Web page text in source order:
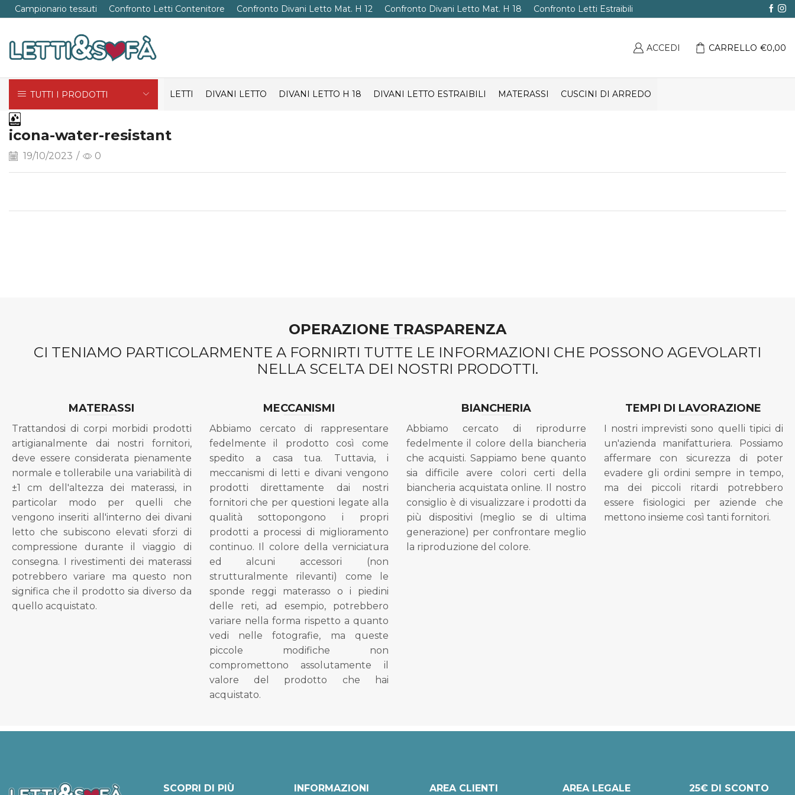
Campionario tessuti Confronto Letti Contenitore Confronto Divani Letto Mat. H 12 Confronto Divani Letto Mat. H 18 Confronto Letti Estraibili
ACCEDI CARRELLO €0,00
TUTTI I PRODOTTI LETTI DIVANI LETTO DIVANI LETTO H 18 DIVANI LETTO ESTRAIBILI MATERASSI CUSCINI DI ARREDO
icona-water-resistant
19/10/2023 / 0
OPERAZIONE TRASPARENZA
CI TENIAMO PARTICOLARMENTE A FORNIRTI TUTTE LE INFORMAZIONI CHE POSSONO AGEVOLARTI
NELLA SCELTA DEI NOSTRI PRODOTTI.
MATERASSI
Trattandosi di corpi morbidi prodotti
artigianalmente dai nostri fornitori,
deve essere considerata pienamente
normale e tollerabile una variabilità di
±1 cm dell'altezza dei materassi, in
particolar modo per quelli che
vengono inseriti all'interno dei divani
letto che subiscono elevati sforzi di
compressione durante il viaggio di
consegna. I rivestimenti dei materassi
potrebbero variare ma questo non
significa che il prodotto sia diverso da
quello acquistato.
MECCANISMI
Abbiamo cercato di rappresentare
fedelmente il prodotto così come
spedito a casa tua. Tuttavia, i
meccanismi di letti e divani vengono
prodotti direttamente dai nostri
fornitori che per questioni legate alla
qualità sottopongono i propri
prodotti a processi di miglioramento
continuo. Il colore della verniciatura
ed alcuni accessori (non
strutturalmente rilevanti) come le
sponde reggi materasso o i piedini
delle reti, ad esempio, potrebbero
variare nella forma rispetto a quanto
vedi nelle fotografie, ma queste
piccole modifiche non
compromettono assolutamente il
valore del prodotto che hai
acquistato.
BIANCHERIA
Abbiamo cercato di riprodurre
fedelmente il colore della biancheria
che acquisti. Sappiamo bene quanto
sia difficile avere colori certi della
biancheria acquistata online. Il nostro
consiglio è di visualizzare i prodotti da
più dispositivi (meglio se di ultima
generazione) per confrontare meglio
la riproduzione del colore.
TEMPI DI LAVORAZIONE
I nostri imprevisti sono quelli tipici di
un'azienda manifatturiera. Possiamo
affermare con sicurezza di poter
evadere gli ordini sempre in tempo,
ma dei piccoli ritardi potrebbero
essere fisiologici per aziende che
mettono insieme così tanti fornitori.
SCOPRI DI PIÙ INFORMAZIONI AREA CLIENTI AREA LEGALE
25€ DI SCONTO